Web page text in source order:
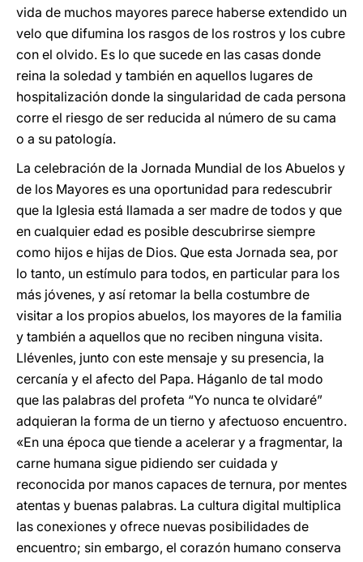
vida de muchos mayores parece haberse extendido un
velo que difumina los rasgos de los rostros y los cubre
con el olvido. Es lo que sucede en las casas donde
reina la soledad y también en aquellos lugares de
hospitalización donde la singularidad de cada persona
corre el riesgo de ser reducida al número de su cama
o a su patología.
La celebración de la Jornada Mundial de los Abuelos y
de los Mayores es una oportunidad para redescubrir
que la Iglesia está llamada a ser madre de todos y que
en cualquier edad es posible descubrirse siempre
como hijos e hijas de Dios. Que esta Jornada sea, por
lo tanto, un estímulo para todos, en particular para los
más jóvenes, y así retomar la bella costumbre de
visitar a los propios abuelos, los mayores de la familia
y también a aquellos que no reciben ninguna visita.
Llévenles, junto con este mensaje y su presencia, la
cercanía y el afecto del Papa. Háganlo de tal modo
que las palabras del profeta “Yo nunca te olvidaré”
adquieran la forma de un tierno y afectuoso encuentro.
«En una época que tiende a acelerar y a fragmentar, la
carne humana sigue pidiendo ser cuidada y
reconocida por manos capaces de ternura, por mentes
atentas y buenas palabras. La cultura digital multiplica
las conexiones y ofrece nuevas posibilidades de
encuentro; sin embargo, el corazón humano conserva